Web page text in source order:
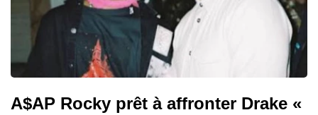
A$AP Rocky prêt à affronter Drake «